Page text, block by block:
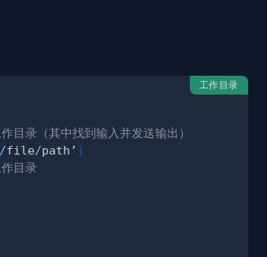
工作目录
目录（其中找到输入并发送输出）
/file/path’ )
目录